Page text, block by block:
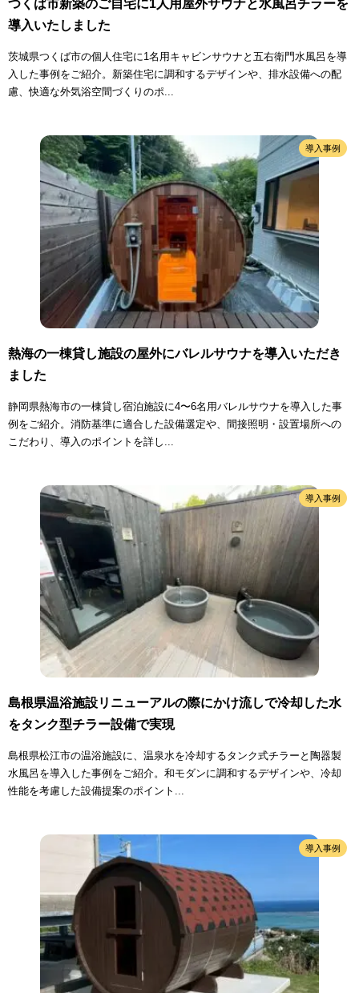
つくば市新築のご自宅に1人用屋外サウナと水風呂チラーを
導入いたしました
茨城県つくば市の個人住宅に1名用キャビンサウナと五右衛門水風呂を導
入した事例をご紹介。新築住宅に調和するデザインや、排水設備への配
慮、快適な外気浴空間づくりのポ...
導入事例
熱海の一棟貸し施設の屋外にバレルサウナを導入いただき
ました
静岡県熱海市の一棟貸し宿泊施設に4〜6名用バレルサウナを導入した事
例をご紹介。消防基準に適合した設備選定や、間接照明・設置場所への
こだわり、導入のポイントを詳し...
導入事例
島根県温浴施設リニューアルの際にかけ流しで冷却した水
をタンク型チラー設備で実現
島根県松江市の温浴施設に、温泉水を冷却するタンク式チラーと陶器製
水風呂を導入した事例をご紹介。和モダンに調和するデザインや、冷却
性能を考慮した設備提案のポイント...
導入事例